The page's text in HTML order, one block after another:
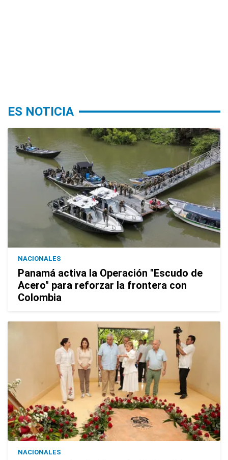
ES NOTICIA
NACIONALES
Panamá activa la Operación "Escudo de
Acero" para reforzar la frontera con
Colombia
NACIONALES